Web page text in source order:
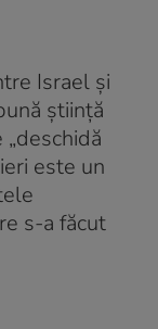
Israel şi
ştiinţă
este un
s-a făcut